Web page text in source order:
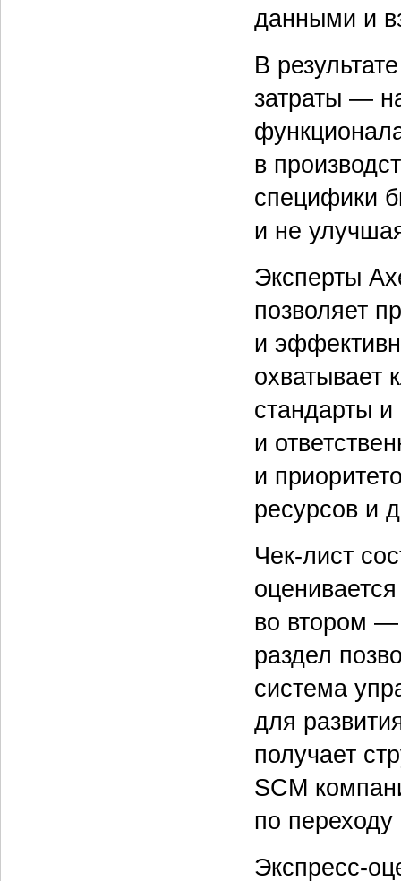
данными и
В
затраты —
в
специфики
и не
Эксперты
позволяет
и
охватывает
стандарты
и
и
ресурсов и
Чек-лист
во втором —
раздел
система
для
получает
SCM
по
Экспресс-